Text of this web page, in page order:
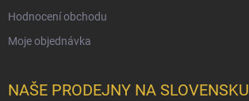
Hodnocení obchodu
Moje objednávka
NAŠE PRODEJNY NA SLOVENSKU